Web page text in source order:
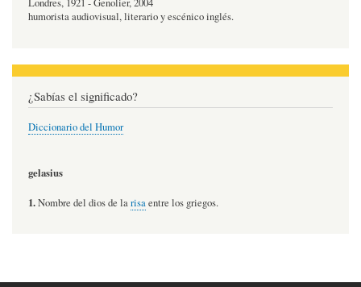
Londres, 1921 - Genolier, 2004
humorista audiovisual, literario y escénico inglés.
¿Sabías el significado?
Diccionario del Humor
gelasius
1.Nombre del dios de larisaentre los griegos.